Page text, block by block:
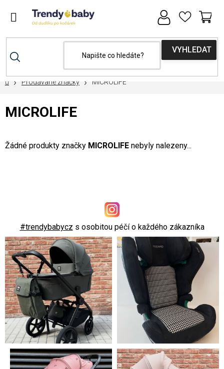
DomůProdávané značky MICROLIFE
MICROLIFE
Žádné produkty značky MICROLIFE nebyly nalezeny...
#trendybabycz s osobitou péčí o každého zákazníka